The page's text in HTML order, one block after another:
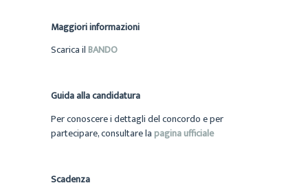
Maggiori informazioni
Scarica ilBANDO
Guida alla candidatura
Per conoscere i dettagli del concordo e per
partecipare, consultare lapagina ufficiale
Scadenza